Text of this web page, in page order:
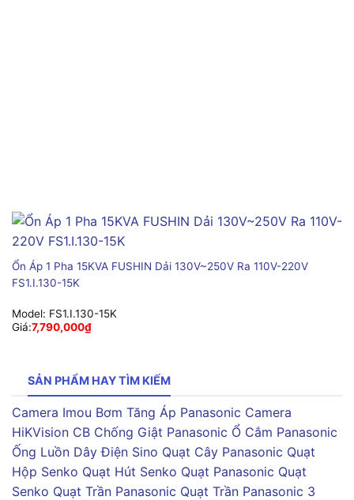
Ổn Áp 1 Pha 15KVA FUSHIN Dải 130V~250V Ra 110V-220V
FS1.I.130-15K
Model: FS1.I.130-15K
Giá:7,790,000₫
SẢN PHẨM HAY TÌM KIẾM
Camera Imou Bơm Tăng Áp Panasonic Camera
HiKVision CB Chống Giật Panasonic Ổ Cắm Panasonic
Ống Luồn Dây Điện Sino Quạt Cây Panasonic Quạt
Hộp Senko Quạt Hút Senko Quạt Panasonic Quạt
Senko Quạt Trần Panasonic Quạt Trần Panasonic 3